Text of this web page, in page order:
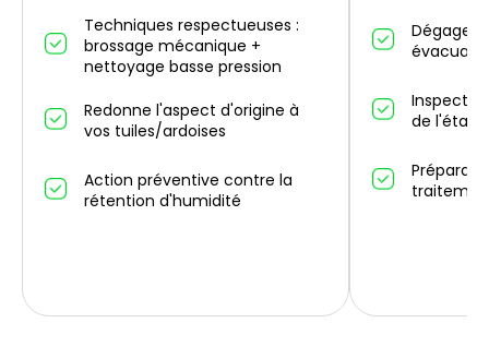
Techniques respectueuses :
brossage mécanique +
nettoyage basse pression
Redonne l'aspect d'origine à
vos tuiles/ardoises
Action préventive contre la
rétention d'humidité
de l'état